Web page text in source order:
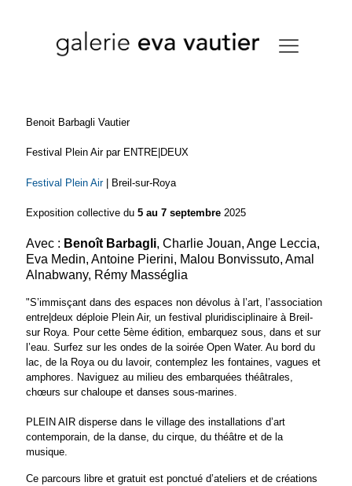
Benoit Barbagli Vautier
Festival Plein Air par ENTRE|DEUX
Festival Plein Air | Breil-sur-Roya
Exposition collective du 5 au 7 septembre 2025
Avec : Benoît Barbagli, Charlie Jouan, Ange Leccia,
Eva Medin, Antoine Pierini, Malou Bonvissuto, Amal
Alnabwany, Rémy Masséglia
"S’immisçant dans des espaces non dévolus à l’art, l’association
entre|deux déploie Plein Air, un festival pluridisciplinaire à Breil-
sur Roya. Pour cette 5ème édition, embarquez sous, dans et sur
l’eau. Surfez sur les ondes de la soirée Open Water. Au bord du
lac, de la Roya ou du lavoir, contemplez les fontaines, vagues et
amphores. Naviguez au milieu des embarquées théâtrales,
chœurs sur chaloupe et danses sous-marines.
PLEIN AIR disperse dans le village des installations d’art
contemporain, de la danse, du cirque, du théâtre et de la
musique.
Ce parcours libre et gratuit est ponctué d’ateliers et de créations